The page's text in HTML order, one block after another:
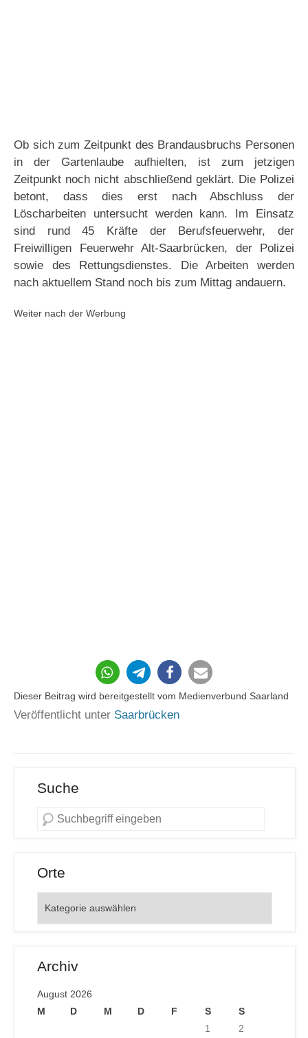
Ob sich zum Zeitpunkt des Brandausbruchs Personen
in der Gartenlaube aufhielten, ist zum jetzigen
Zeitpunkt noch nicht abschließend geklärt. Die Polizei
betont, dass dies erst nach Abschluss der
Löscharbeiten untersucht werden kann. Im Einsatz
sind rund 45 Kräfte der Berufsfeuerwehr, der
Freiwilligen Feuerwehr Alt-Saarbrücken, der Polizei
sowie des Rettungsdienstes. Die Arbeiten werden
nach aktuellem Stand noch bis zum Mittag andauern.
Weiter nach der Werbung
15
Dieser Beitrag wird bereitgestellt vom Medienverbund Saarland
Veröffentlicht unter Saarbrücken
Suche
Orte
Archiv
August 2026
M
D M D F S
S
1
2